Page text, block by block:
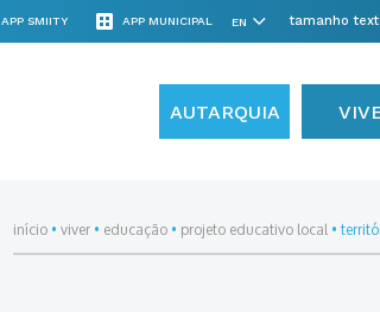
APP SMIITY APP MUNICIPAL tamanho
AUTARQUIA
início•viver• educação• projeto educativo local•